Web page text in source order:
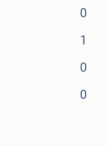
0
1
0
0